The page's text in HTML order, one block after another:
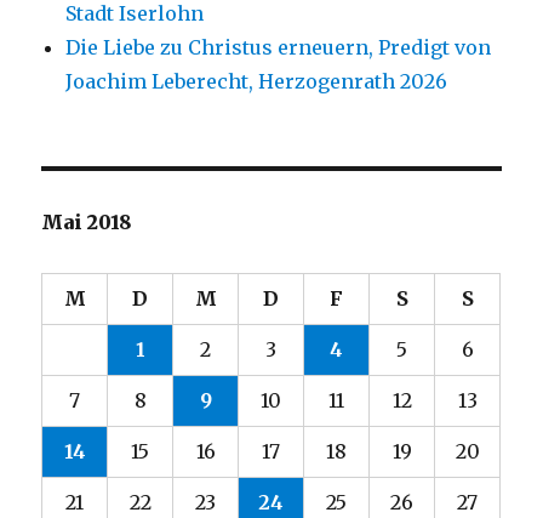
Stadt Iserlohn
Die Liebe zu Christus erneuern, Predigt von
Joachim Leberecht, Herzogenrath 2026
Mai 2018
M D M D F S S
1 2 3 4 5 6
7 8 9 10 11 12 13
14 15 16 17 18 19 20
21 22 23 24 25 26 27